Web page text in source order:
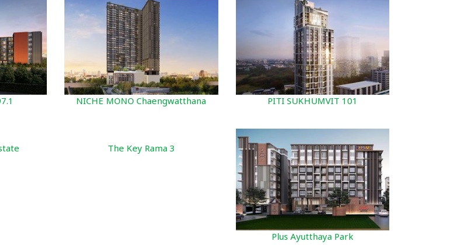
NICHE MONO Chaengwatthana PITI SUKHUMVIT 101
The Key Rama 3
Plus Ayutthaya Park